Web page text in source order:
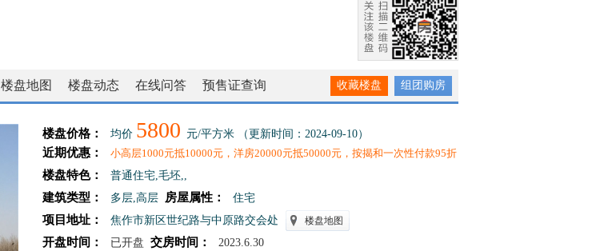
楼盘地图 楼盘动态 在线问答 预售证查询 组团购房
收藏楼盘
楼盘价格： 均价 5800 元/平方米 （更新时间：2024-09-10）
近期优惠： 小高层1000元抵10000元，洋房20000元抵50000元，按揭和一次性付款95折
楼盘特色： 普通住宅,毛坯,,
建筑类型： 多层,高层 房屋属性： 住宅
项目地址： 焦作市新区世纪路与中原路交会处 楼盘地图
开盘时间： 已开盘 交房时间： 2023.6.30